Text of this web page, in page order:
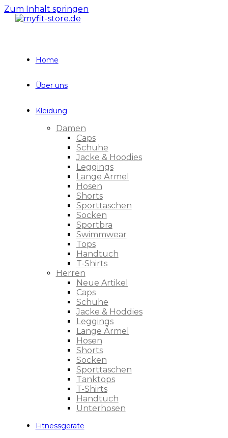
Zum Inhalt springen
Home
Über uns
Kleidung
Damen
Caps
Schuhe
Jacke & Hoodies
Leggings
Lange Ärmel
Hosen
Shorts
Sporttaschen
Socken
Sportbra
Swimmwear
Tops
Handtuch
T-Shirts
Herren
Neue Artikel
Caps
Schuhe
Jacke & Hoddies
Leggings
Lange Ärmel
Hosen
Shorts
Socken
Sporttaschen
Tanktops
T-Shirts
Handtuch
Unterhosen
Fitnessgeräte